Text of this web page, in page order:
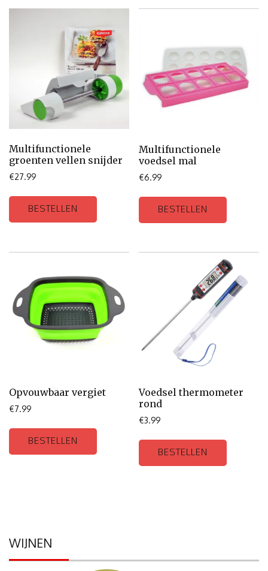
Multifunctionele
groenten vellen snijder
€27.99
BESTELLEN
Multifunctionele
voedsel mal
€6.99
BESTELLEN
Opvouwbaar vergiet
€7.99
BESTELLEN
Voedsel thermometer
rond
€3.99
BESTELLEN
WIJNEN